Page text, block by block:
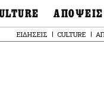
ΑΠΟΨΕΙΣ
Ιδέες
ΕΙΔΗΣΕΙΣ CULTURE